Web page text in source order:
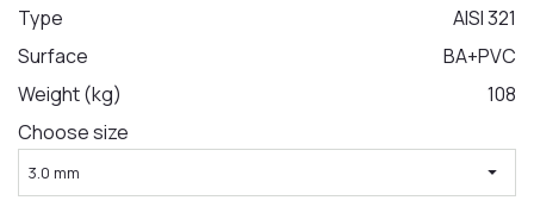
LA COMANDA
Type
AISI 321
Surface
BA+PVC
Weight (kg)
108
Choose size
3.0 mm arrow_drop_down